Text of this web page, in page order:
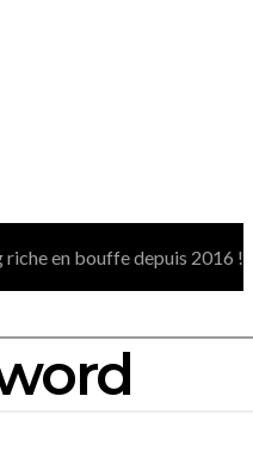
en bouffe depuis 2016 !